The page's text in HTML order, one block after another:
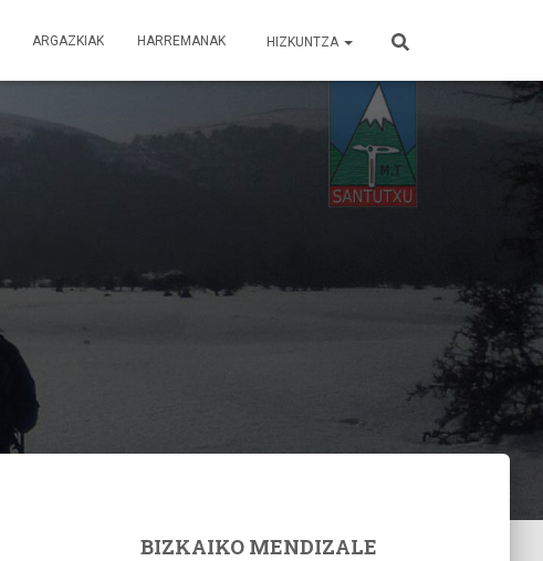
ARGAZKIAK HARREMANAK HIZKUNTZA
BIZKAIKO MENDIZALE